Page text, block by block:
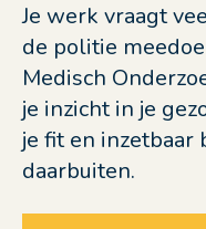
Je werk vraagt
de politie
Medisch
je inzicht in je
je fit en
daarbuiten.